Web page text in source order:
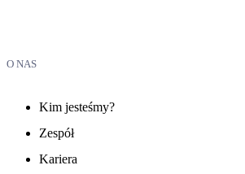
O NAS
Kim jesteśmy?
Zespół
Kariera